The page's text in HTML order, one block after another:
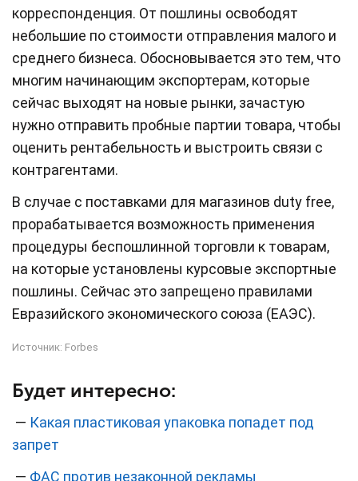
корреспонденция. От пошлины освободят
небольшие по стоимости отправления малого и
среднего бизнеса. Обосновывается это тем, что
многим начинающим экспортерам, которые
сейчас выходят на новые рынки, зачастую
нужно отправить пробные партии товара, чтобы
оценить рентабельность и выстроить связи с
контрагентами.
В случае с поставками для магазинов duty freе,
прорабатывается возможность применения
процедуры беспошлинной торговли к товарам,
на которые установлены курсовые экспортные
пошлины. Сейчас это запрещено правилами
Евразийского экономического союза (ЕАЭС).
Источник: Forbes
Будет интересно:
— Какая пластиковая упаковка попадет под
запрет
— ФАС против незаконной рекламы